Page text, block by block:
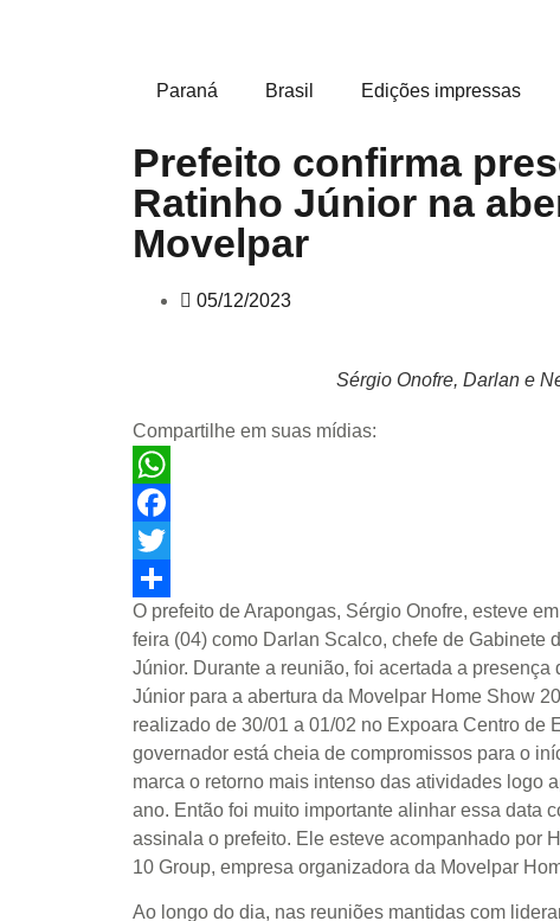
Paraná Brasil Edições impressas
Prefeito confirma
Ratinho Júnior na
Movelpar
05/12/2023
Sérgio Onofre, Darlan e
Compartilhe em suas mídias:
WhatsApp
Facebook
Twitter
Share
O prefeito de Arapongas, Sérgio Onofre, esteve
feira (04) como Darlan Scalco, chefe de Gabinete
Júnior. Durante a reunião, foi acertada a presença
Júnior para a abertura da Movelpar Home Show
realizado de 30/01 a 01/02 no Expoara Centro de
governador está cheia de compromissos para o
marca o retorno mais intenso das atividades logo
ano. Então foi muito importante alinhar essa data
assinala o prefeito. Ele esteve acompanhado por
10 Group, empresa organizadora da Movelpar
Ao longo do dia, nas reuniões mantidas com